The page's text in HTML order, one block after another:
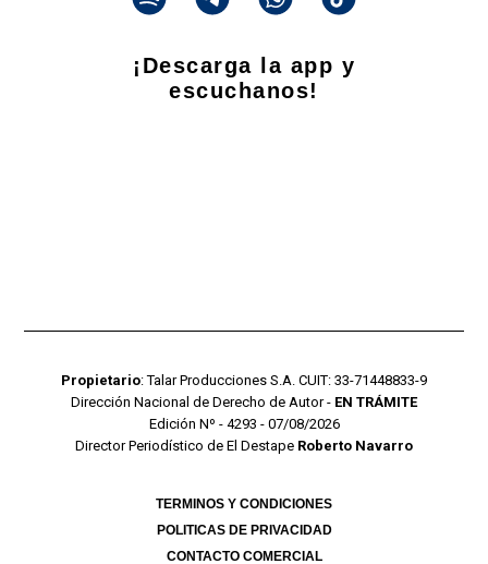
¡Descarga la app y
escuchanos!
Propietario: Talar Producciones S.A. CUIT: 33-71448833-9
Dirección Nacional de Derecho de Autor - EN TRÁMITE
Edición Nº - 4293 - 07/08/2026
Director Periodístico de El Destape Roberto Navarro
TERMINOS Y CONDICIONES
POLITICAS DE PRIVACIDAD
CONTACTO COMERCIAL